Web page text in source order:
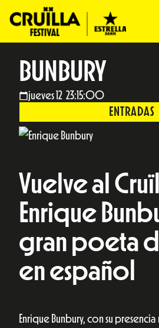
BUNBURY
jueves 12 23:15:00
ENTRADAS
Vuelve al
Enrique
gran poeta
en español
Enrique Bunbury, con su